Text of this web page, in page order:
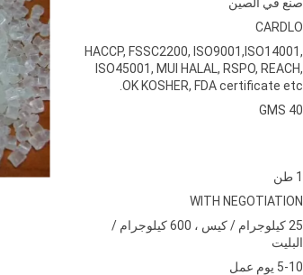
CARDLO
HACCP, FSSC2200, ISO9001,ISO14001,
ISO45001, MUI HALAL, RSPO, REACH,
OK KOSHER, FDA certificate etc.
GMS 40
1 طن
WITH NEGOTIATION
25 كيلوجرام / كيس ، 600 كيلوجرام /
البليت
5-10 يوم عمل